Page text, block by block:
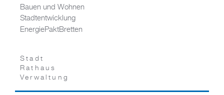
Bauen und Wohnen
Stadtentwicklung
EnergiePaktBretten
Stadt
Rathaus
Verwaltung